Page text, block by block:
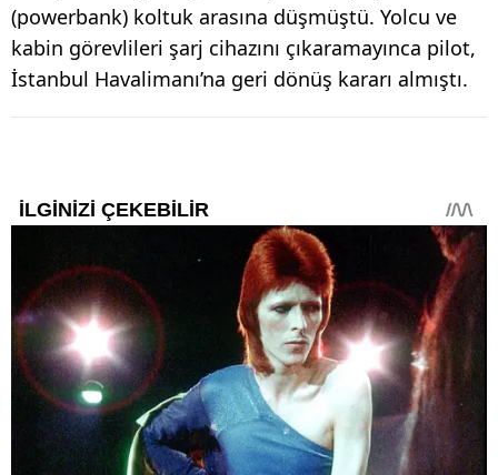
(powerbank) koltuk arasına düşmüştü. Yolcu ve
kabin görevlileri şarj cihazını çıkaramayınca pilot,
İstanbul Havalimanı’na geri dönüş kararı almıştı.​